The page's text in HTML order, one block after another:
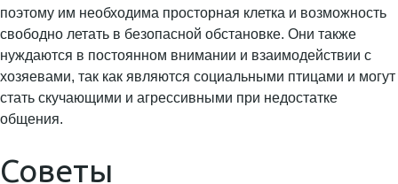
поэтому им необходима просторная клетка и возможность
свободно летать в безопасной обстановке. Они также
нуждаются в постоянном внимании и взаимодействии с
хозяевами, так как являются социальными птицами и могут
стать скучающими и агрессивными при недостатке
общения.
Советы